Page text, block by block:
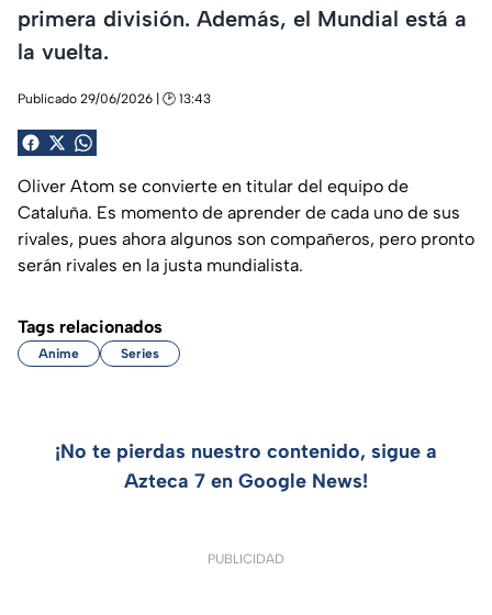
primera división. Además, el Mundial está a
la vuelta.
Publicado 29/06/2026 | 🕑 13:43
Oliver Atom se convierte en titular del equipo de
Cataluña. Es momento de aprender de cada uno de sus
rivales, pues ahora algunos son compañeros, pero pronto
serán rivales en la justa mundialista.
Tags relacionados
Anime Series
¡No te pierdas nuestro contenido, sigue a
Azteca 7 en Google News!
PUBLICIDAD